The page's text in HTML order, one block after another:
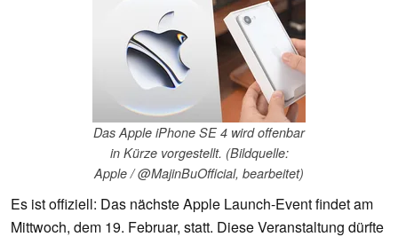
Das Apple iPhone SE 4 wird offenbar
in Kürze vorgestellt. (Bildquelle:
Apple / @MajinBuOfficial, bearbeitet)
Es ist offiziell: Das nächste Apple Launch-Event findet am
Mittwoch, dem 19. Februar, statt. Diese Veranstaltung dürfte